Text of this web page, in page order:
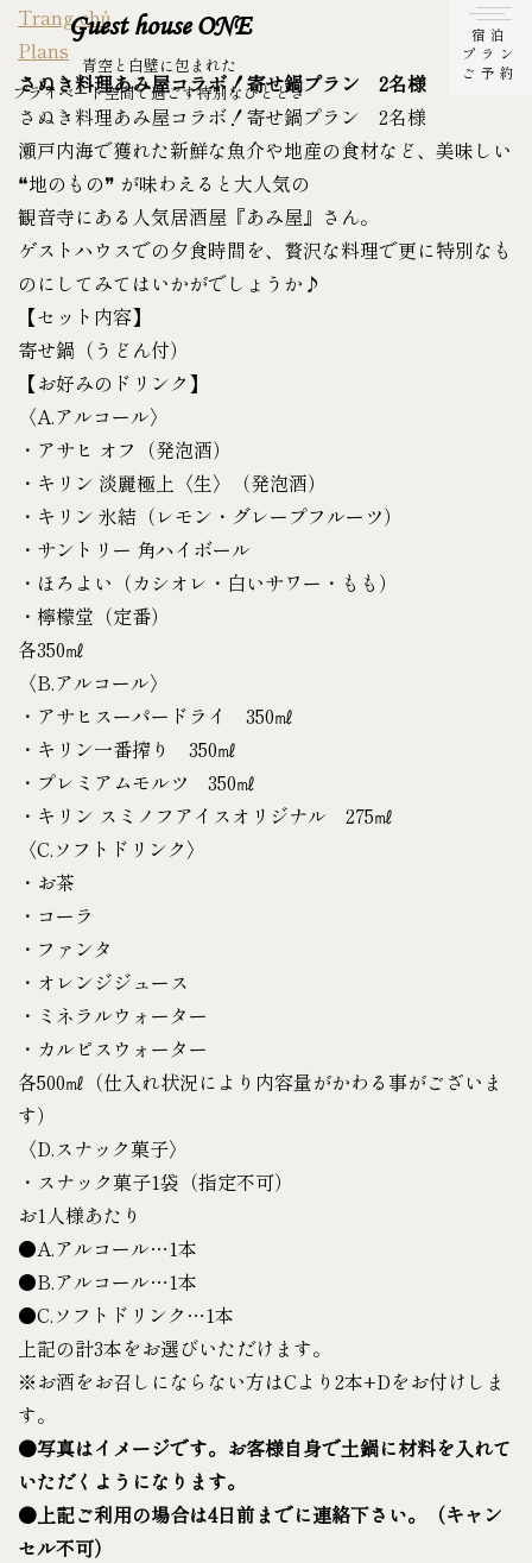
Guest house ONE
青空と白壁に包まれた
プライベート空間で過ごす特別なひととき
宿泊
プラン
ご予約
Trang chủ
Plans
さぬき料理あみ屋コラボ！寄せ鍋プラン 2名様
さぬき料理あみ屋コラボ！寄せ鍋プラン 2名様
瀬戸内海で獲れた新鮮な魚介や地産の食材など、美味しい
❝地のもの❞ が味わえると大人気の
観音寺にある人気居酒屋『あみ屋』さん。
ゲストハウスでの夕食時間を、贅沢な料理で更に特別なも
のにしてみてはいかがでしょうか♪
【セット内容】
寄せ鍋（うどん付）
【お好みのドリンク】
〈A.アルコール〉
・アサヒ オフ（発泡酒）
・キリン 淡麗極上〈生〉（発泡酒）
・キリン 氷結（レモン・グレープフルーツ）
・サントリー 角ハイボール
・ほろよい（カシオレ・白いサワー・もも）
・檸檬堂（定番）
各350㎖
〈B.アルコール〉
・アサヒスーパードライ 350㎖
・キリン一番搾り 350㎖
・プレミアムモルツ 350㎖
・キリン スミノフアイスオリジナル 275㎖
〈C.ソフトドリンク〉
・お茶
・コーラ
・ファンタ
・オレンジジュース
・ミネラルウォーター
・カルピスウォーター
各500㎖（仕入れ状況により内容量がかわる事がございま
す）
〈D.スナック菓子〉
・スナック菓子1袋（指定不可）
お1人様あたり
●A.アルコール…1本
●B.アルコール…1本
●C.ソフトドリンク…1本
上記の計3本をお選びいただけます。
※お酒をお召しにならない方はCより2本+Dをお付けしま
す。
●写真はイメージです。お客様自身で土鍋に材料を入れて
いただくようになります。
●上記ご利用の場合は4日前までに連絡下さい。（キャン
セル不可）